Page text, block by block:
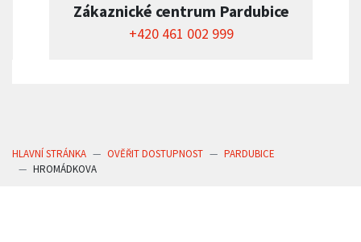
Zákaznické centrum Pardubice
+420 461 002 999
HLAVNÍ STRÁNKA OVĚŘIT DOSTUPNOST
PARDUBICE
HROMÁDKOVA